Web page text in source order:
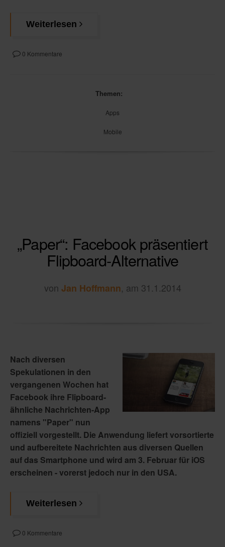
Weiterlesen
0 Kommentare
Themen:
Apps
Mobile
„Paper“: Facebook präsentiert
Flipboard-Alternative
von Jan Hoffmann, am 31.1.2014
Nach diversen
Spekulationen in den
vergangenen Wochen hat
Facebook ihre Flipboard-
ähnliche Nachrichten-App
namens "Paper" nun
offiziell vorgestellt. Die Anwendung liefert vorsortierte
und aufbereitete Nachrichten aus diversen Quellen
auf das Smartphone und wird am 3. Februar für iOS
erscheinen - vorerst jedoch nur in den USA.
Weiterlesen
0 Kommentare